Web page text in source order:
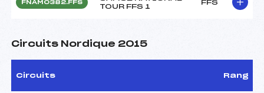
FNAM0382.FFS
TOUR FFS 1
FFS
Circuits Nordique 2015
Circuits Rang